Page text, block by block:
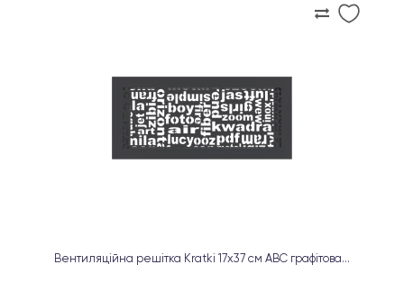
Вентиляційна решітка Kratki 17х37 см ABC графітова...